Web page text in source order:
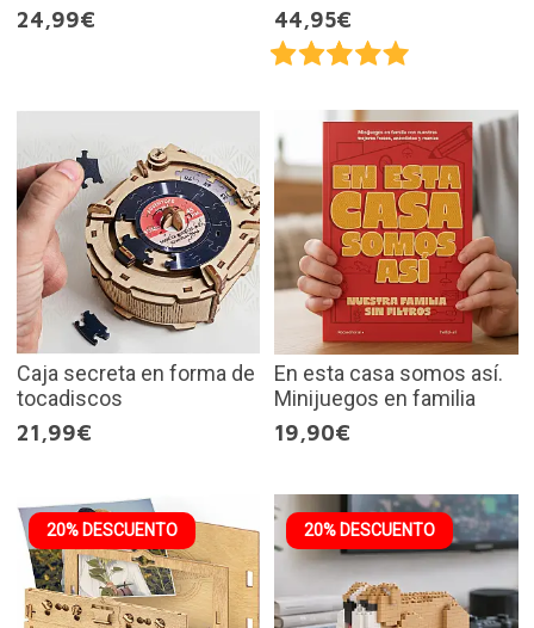
24,99€
44,95€
Caja secreta en forma de
tocadiscos
21,99€
En esta casa somos así.
Minijuegos en familia
19,90€
20% DESCUENTO 20% DESCUENTO